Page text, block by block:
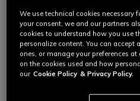
We use technical cookies necessary
your consent, we and our partners
cookies to understand how you use
personalize content. You can accept
ones, or manage your preferences
on the cookies used and how
our Cookie Policy & Privacy Policy.